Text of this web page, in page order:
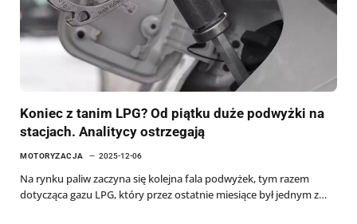
Koniec z tanim LPG? Od piątku duże podwyżki na
stacjach. Analitycy ostrzegają
MOTORYZACJA 2025-12-06
Na rynku paliw zaczyna się kolejna fala podwyżek, tym razem
dotycząca gazu LPG, który przez ostatnie miesiące był jednym z…